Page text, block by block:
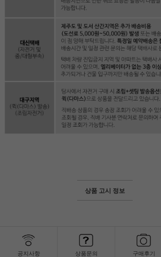
상품 고시 정보
공지사항 상품문의 구매후기